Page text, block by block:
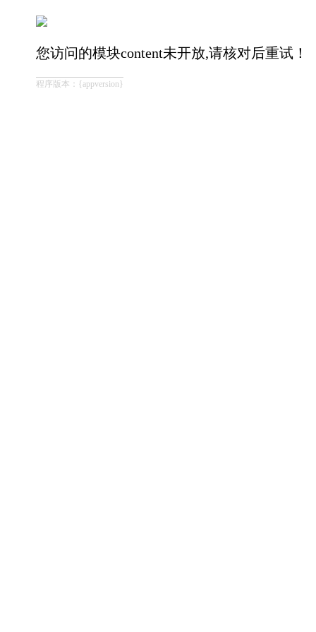
您访问的模块content未开放,请核对后重试！
程序版本：{appversion}